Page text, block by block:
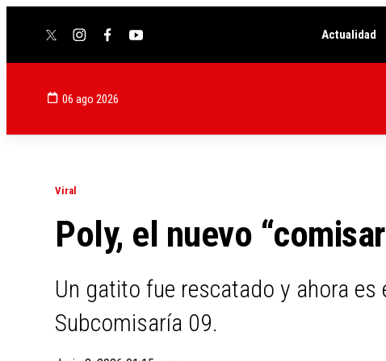
twitterinstagram
facebookyoutube Actualidad
06 ago 2026
Viral
Poly, el nuevo
Un gatito fue rescatado y ahora es
Subcomisaría 09.